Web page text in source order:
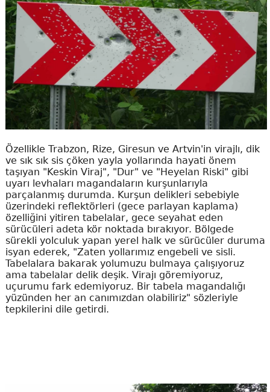
Özellikle Trabzon, Rize, Giresun ve Artvin'in virajlı, dik
ve sık sık sis çöken yayla yollarında hayati önem
taşıyan "Keskin Viraj", "Dur" ve "Heyelan Riski" gibi
uyarı levhaları magandaların kurşunlarıyla
parçalanmış durumda. Kurşun delikleri sebebiyle
üzerindeki reflektörleri (gece parlayan kaplama)
özelliğini yitiren tabelalar, gece seyahat eden
sürücüleri adeta kör noktada bırakıyor. Bölgede
sürekli yolculuk yapan yerel halk ve sürücüler duruma
isyan ederek, "Zaten yollarımız engebeli ve sisli.
Tabelalara bakarak yolumuzu bulmaya çalışıyoruz
ama tabelalar delik deşik. Virajı göremiyoruz,
uçurumu fark edemiyoruz. Bir tabela magandalığı
yüzünden her an canımızdan olabiliriz" sözleriyle
tepkilerini dile getirdi.